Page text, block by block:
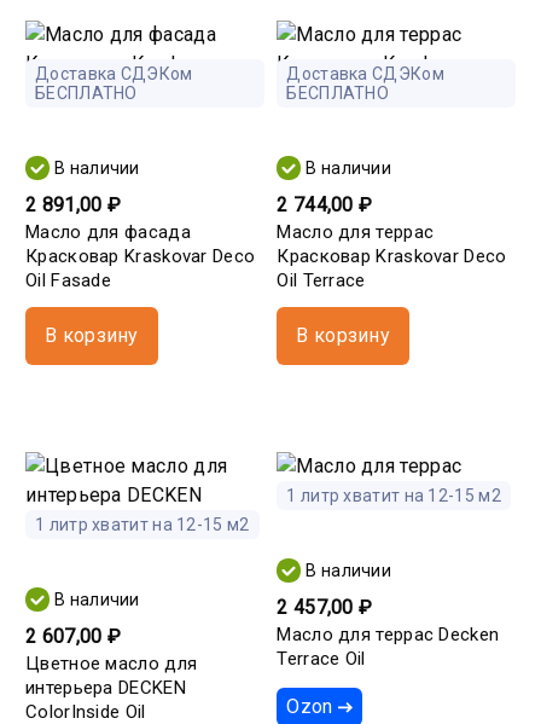
Доставка СДЭКом
БЕСПЛАТНО
В наличии
2 891,00 ₽
Масло для фасада
Красковар Kraskovar Deco
Oil Fasade
В корзину
Доставка СДЭКом
БЕСПЛАТНО
В наличии
2 744,00 ₽
Масло для террас
Красковар Kraskovar Deco
Oil Terrace
В корзину
1 литр хватит на 12-15 м2
В наличии
2 607,00 ₽
Цветное масло для
интерьера DECKEN
ColorInside Oil
1 литр хватит на 12-15 м2
В наличии
2 457,00 ₽
Масло для террас Decken
Terrace Oil
Ozon